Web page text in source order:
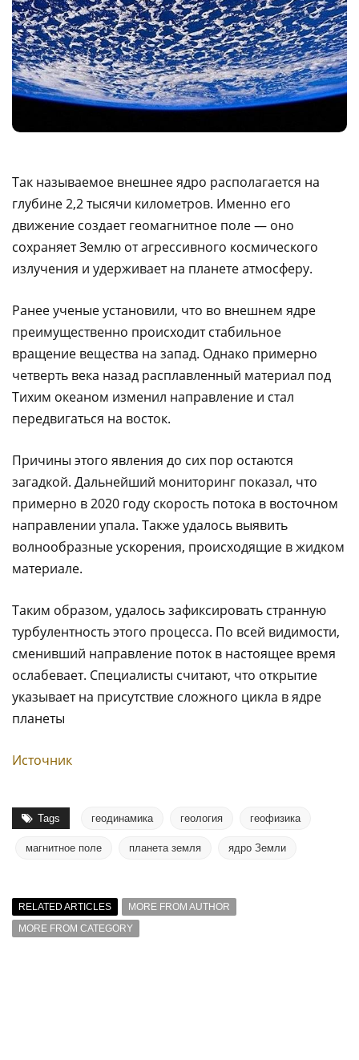
Так называемое внешнее ядро располагается на
глубине 2,2 тысячи километров. Именно его
движение создает геомагнитное поле — оно
сохраняет Землю от агрессивного космического
излучения и удерживает на планете атмосферу.
Ранее ученые установили, что во внешнем ядре
преимущественно происходит стабильное
вращение вещества на запад. Однако примерно
четверть века назад расплавленный материал под
Тихим океаном изменил направление и стал
передвигаться на восток.
Причины этого явления до сих пор остаются
загадкой. Дальнейший мониторинг показал, что
примерно в 2020 году скорость потока в восточном
направлении упала. Также удалось выявить
волнообразные ускорения, происходящие в жидком
материале.
Таким образом, удалось зафиксировать странную
турбулентность этого процесса. По всей видимости,
сменивший направление поток в настоящее время
ослабевает. Специалисты считают, что открытие
указывает на присутствие сложного цикла в ядре
планеты
Источник
Tags геодинамика геология геофизика
магнитное поле планета земля ядро Земли
RELATED ARTICLES
MORE FROM AUTHOR
MORE FROM CATEGORY